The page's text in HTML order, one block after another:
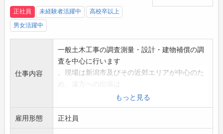
正社員 未経験者活躍中
高校卒以上
男女活躍中
仕事内容
一般土木工事の調査測量・設計・建物補償の調
査を中心に行います
。現場は新潟市及びその近郊エリアが中心のた
ほぼありません。ライフスタイルも大切にしま
す。
※測量士又は補償業務管理士(土地調査部門、事
業損失部門、物
もっと見る
雇用形態 正社員